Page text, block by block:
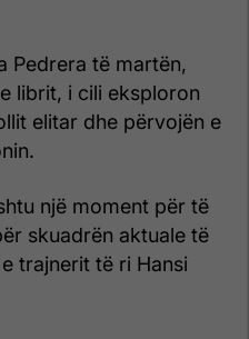
Pedrera të martën,
librit, i cili eksploron
elitar dhe përvojën e
një moment për të
skuadrën aktuale të
trajnerit të ri Hansi